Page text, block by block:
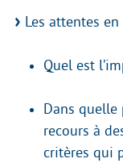
Les attentes
Quel est
Dans
recours à
critères qui